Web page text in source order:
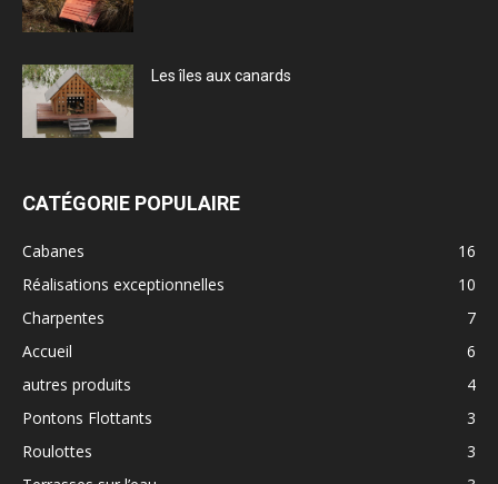
Les îles aux canards
CATÉGORIE POPULAIRE
Cabanes
16
Réalisations exceptionnelles
10
Charpentes
7
Accueil
6
autres produits
4
Pontons Flottants
3
Roulottes
3